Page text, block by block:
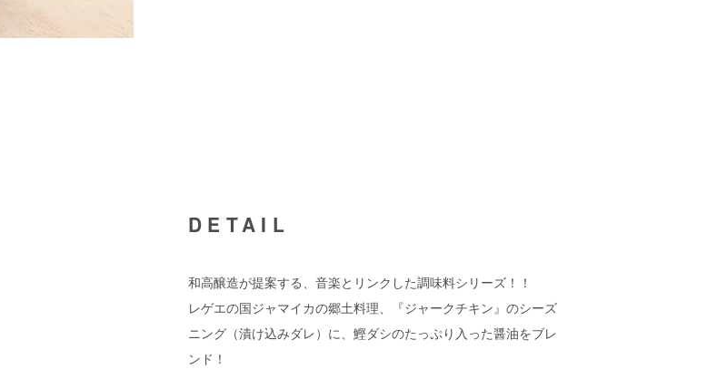
DETAIL
和高醸造が提案する、音楽とリンクした調味料シリーズ！！
レゲエの国ジャマイカの郷土料理、『ジャークチキン』のシーズ
ニング（漬け込みダレ）に、鰹ダシのたっぷり入った醤油をブレ
ンド！